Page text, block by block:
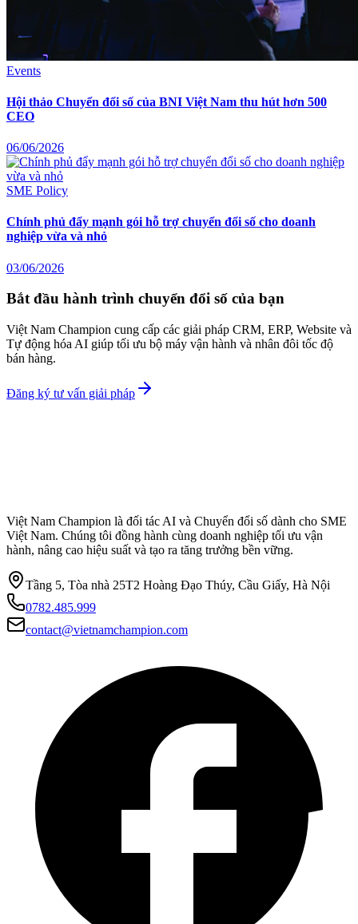
Events
Hội thảo Chuyển đổi số của BNI Việt Nam thu hút hơn 500
CEO
06/06/2026
SME Policy
Chính phủ đẩy mạnh gói hỗ trợ chuyển đổi số cho doanh
nghiệp vừa và nhỏ
03/06/2026
Bắt đầu hành trình chuyển đổi số của bạn
Việt Nam Champion cung cấp các giải pháp CRM, ERP, Website và
Tự động hóa AI giúp tối ưu bộ máy vận hành và nhân đôi tốc độ
bán hàng.
Đăng ký tư vấn giải pháp
Việt Nam Champion là đối tác AI và Chuyển đổi số dành cho SME
Việt Nam. Chúng tôi đồng hành cùng doanh nghiệp tối ưu vận
hành, nâng cao hiệu suất và tạo ra tăng trưởng bền vững.
Tầng 5, Tòa nhà 25T2 Hoàng Đạo Thúy, Cầu Giấy, Hà Nội
0782.485.999
contact@vietnamchampion.com